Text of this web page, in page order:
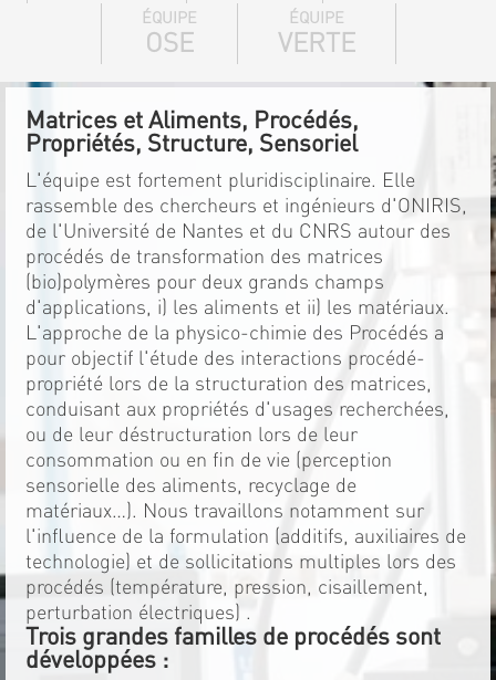
ÉQUIPE
OSE
ÉQUIPE
VERTE
Matrices et Aliments, Procédés,
Propriétés, Structure, Sensoriel
L'équipe est fortement pluridisciplinaire. Elle
rassemble des chercheurs et ingénieurs d'ONIRIS,
de l'Université de Nantes et du CNRS autour des
procédés de transformation des matrices
(bio)polymères pour deux grands champs
d'applications, i) les aliments et ii) les matériaux.
L'approche de la physico-chimie des Procédés a
pour objectif l'étude des interactions procédé-
propriété lors de la structuration des matrices,
conduisant aux propriétés d'usages recherchées,
ou de leur déstructuration lors de leur
consommation ou en fin de vie (perception
sensorielle des aliments, recyclage de
matériaux…). Nous travaillons notamment sur
l'influence de la formulation (additifs, auxiliaires de
technologie) et de sollicitations multiples lors des
procédés (température, pression, cisaillement,
perturbation électriques) .
Trois grandes familles de procédés sont
développées :